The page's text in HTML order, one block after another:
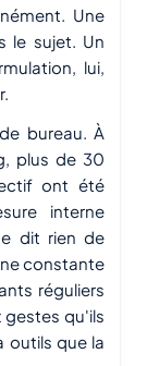
Une
le sujet. Un
lui,
bureau. À
plus de 30
ont été
interne
dit rien de
constante
réguliers
gestes qu'ils
outils que la